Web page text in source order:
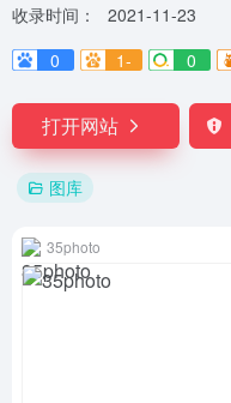
收录时间：
2021-11-23
0
1- 0
打开网站
图库
35photo